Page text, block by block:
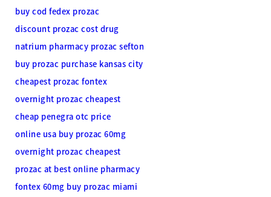
buy cod fedex prozac
discount prozac cost drug
natrium pharmacy prozac sefton
buy prozac purchase kansas city
cheapest prozac fontex
overnight prozac cheapest
cheap penegra otc price
online usa buy prozac 60mg
overnight prozac cheapest
prozac at best online pharmacy
fontex 60mg buy prozac miami